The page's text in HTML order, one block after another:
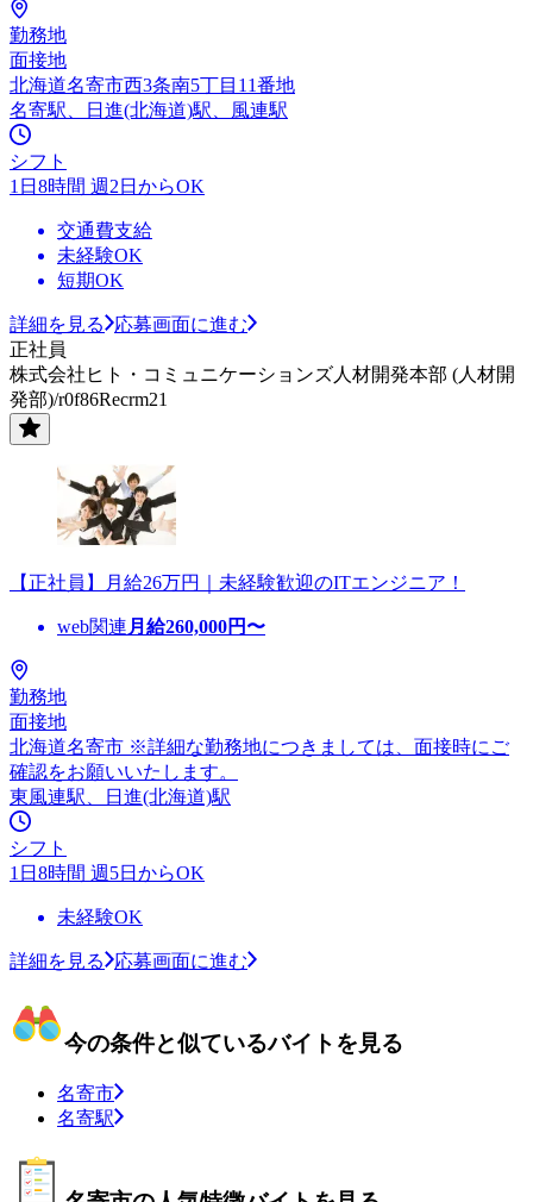
勤務地
面接地
北海道名寄市西3条南5丁目11番地
名寄駅、日進(北海道)駅、風連駅
シフト
1日8時間 週2日からOK
交通費支給
未経験OK
短期OK
詳細を見る
応募画面に進む
正社員
株式会社ヒト・コミュニケーションズ人材開発本部 (人材開
発部)/r0f86Recrm21
【正社員】月給26万円｜未経験歓迎のITエンジニア！
web関連 月給260,000円〜
勤務地
面接地
北海道名寄市 ※詳細な勤務地につきましては、面接時にご
確認をお願いいたします。
東風連駅、日進(北海道)駅
シフト
1日8時間 週5日からOK
未経験OK
詳細を見る 応募画面に進む
今の条件と似ているバイトを見る
名寄市
名寄駅